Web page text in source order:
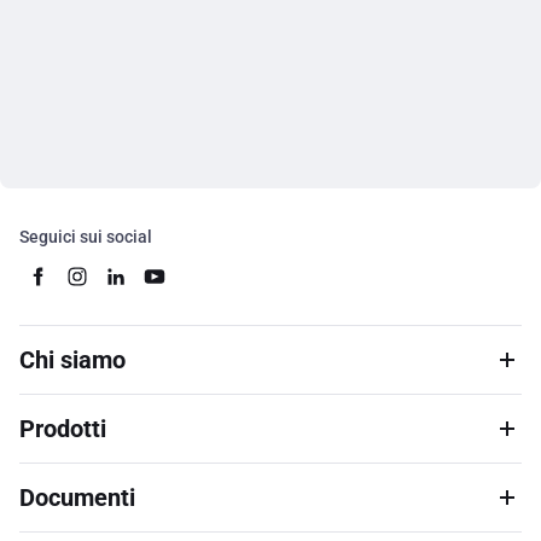
Seguici sui social
Chi siamo
Prodotti
Documenti